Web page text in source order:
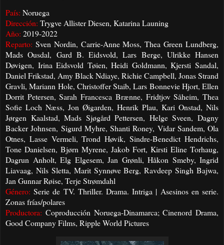
País: Noruega
Dirección: Trygve Allister Diesen, Katarina Launing
Año: 2019-2022
Reparto: Sven Nordin, Carrie-Anne Moss, Thea Green Lundberg,
Mads Ousdal, Gard B. Eidsvold, Lars Berge, Ulrikke Hansen
Døvigen, Irina Eidsvold Tøien, Heidi Goldmann, Kjersti Sandal,
Daniel Frikstad, Amy Black Ndiaye, Richie Campbell, Jonas Strand
Gravli, Mariann Hole, Christoffer Staib, Lars Bonnevie Hjort, Ellen
Dorrit Petersen, Sarah Francesca Brænne, Fridtjov Såheim, Thea
Sofie Loch Næss, Jon Øigarden, Henrik Plau, Kari Onstad, Nils
Jørgen Kaalstad, Mads Sjøgård Pettersen, Helge Sveen, Dagny
Backer Johnsen, Sigurd Myhre, Shanti Roney, Vidar Sandem, Ola
Otnes, Lasse Vermeli, Trond Høvik, Sindre-Benedict Hendrichs,
Tone Danielsen, Bjørn Myrene, Jakob Fort, Kirsti Eline Torhaug,
Dagrun Anholt, Elg Elgesem, Jan Grønli, Håkon Smeby, Ingrid
Liavaag, Nils Sletta, Marit Synnøve Berg, Ravdeep Singh Bajwa,
Jan Gunnar Røise, Terje Strømdahl
Género: Serie de TV. Thriller. Drama. Intriga | Asesinos en serie.
Zonas frías/polares
Productora: Coproducción Noruega-Dinamarca; Cinenord Drama,
Good Company Films, Ripple World Pictures